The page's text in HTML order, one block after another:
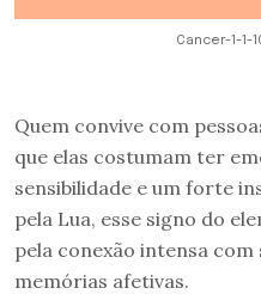
Cancer-1-1-
Quem convive com
que elas costumam ter
sensibilidade e um forte
pela Lua, esse signo do
pela conexão intensa
memórias afetivas.